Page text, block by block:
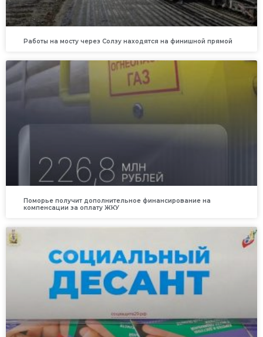
Работы на мосту через Солзу находятся на финишной прямой
Поморье получит дополнительное финансирование на
компенсации за оплату ЖКУ